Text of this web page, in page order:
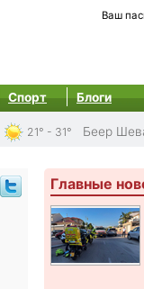
Ваш
Спорт Блоги
21° - 31° Беер
Главные